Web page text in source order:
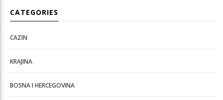
CATEGORIES
CAZIN
KRAJINA
BOSNA I HERCEGOVINA